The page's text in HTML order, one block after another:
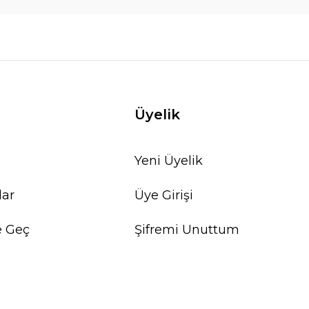
Geç
Üyelik
Yeni Üyelik
Üye Girişi
Şifremi Unuttum